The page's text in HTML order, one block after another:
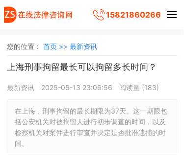
15821860266
您的位置： 首页 >> 最新资讯
上海刑事拘留最长可以拘留多长时间？
最新资讯 2025-05-13 23:06:56 阅读量 (183)
在上海，刑事拘留的最长期限为37天。这一期限包
括公安机关对被拘留人进行初步调查的时间，以及
检察机关对案件进行审查并决定是否批准逮捕的时
间。